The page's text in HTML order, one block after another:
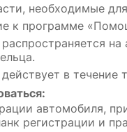
необходимые
к программе
в течение
автомобиля,
регистрации и